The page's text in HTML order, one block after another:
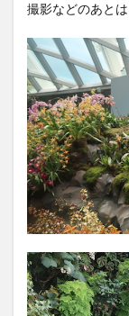
撮影などのあと